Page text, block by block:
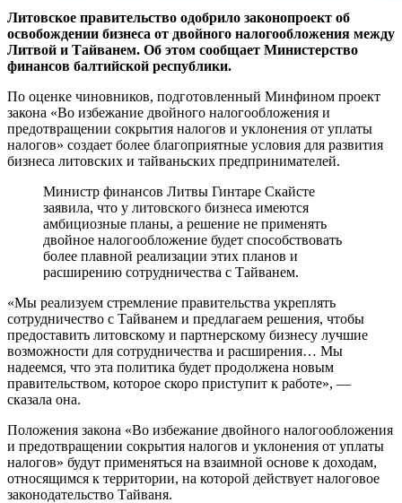
Литовское правительство одобрило законопроект об
освобождении бизнеса от двойного налогообложения между
Литвой и Тайванем. Об этом сообщает Министерство
финансов балтийской республики.
По оценке чиновников, подготовленный Минфином проект
закона «Во избежание двойного налогообложения и
предотвращении сокрытия налогов и уклонения от уплаты
налогов» создает более благоприятные условия для развития
бизнеса литовских и тайваньских предпринимателей.
Министр финансов Литвы Гинтаре Скайсте
заявила, что у литовского бизнеса имеются
амбициозные планы, а решение не применять
двойное налогообложение будет способствовать
более плавной реализации этих планов и
расширению сотрудничества с Тайванем.
«Мы реализуем стремление правительства укреплять
сотрудничество с Тайванем и предлагаем решения, чтобы
предоставить литовскому и партнерскому бизнесу лучшие
возможности для сотрудничества и расширения… Мы
надеемся, что эта политика будет продолжена новым
правительством, которое скоро приступит к работе», —
сказала она.
Положения закона «Во избежание двойного налогообложения
и предотвращении сокрытия налогов и уклонения от уплаты
налогов» будут применяться на взаимной основе к доходам,
относящимся к территории, на которой действует налоговое
законодательство Тайваня.